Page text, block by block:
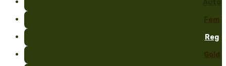
Fem
Reg
Gold